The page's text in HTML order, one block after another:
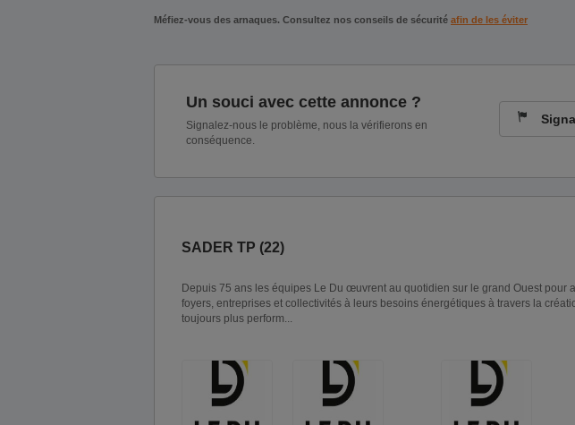
Méfiez-vous des arnaques. Consultez nos conseils de sécurité afin de les éviter
Un souci avec cette annonce ?
Signalez-nous le problème, nous la vérifierons en
conséquence.
SADER TP (22)
Depuis 75 ans les équipes Le Du œuvrent au quotidien sur le grand Ouest pour
foyers, entreprises et collectivités à leurs besoins énergétiques à travers la
toujours plus perform...